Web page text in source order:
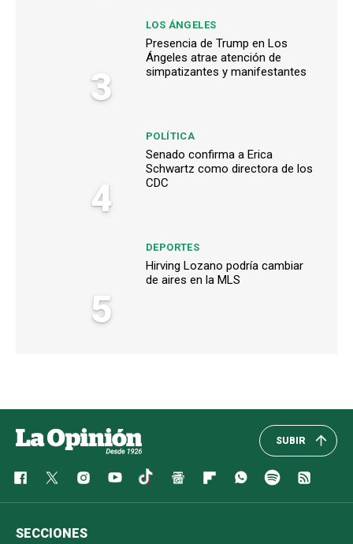
3
LOS ÁNGELES
Presencia de Trump en Los
Ángeles atrae atención de
simpatizantes y manifestantes
4
POLÍTICA
Senado confirma a Erica
Schwartz como directora de los
CDC
5
DEPORTES
Hirving Lozano podría cambiar
de aires en la MLS
SUBIR
SECCIONES